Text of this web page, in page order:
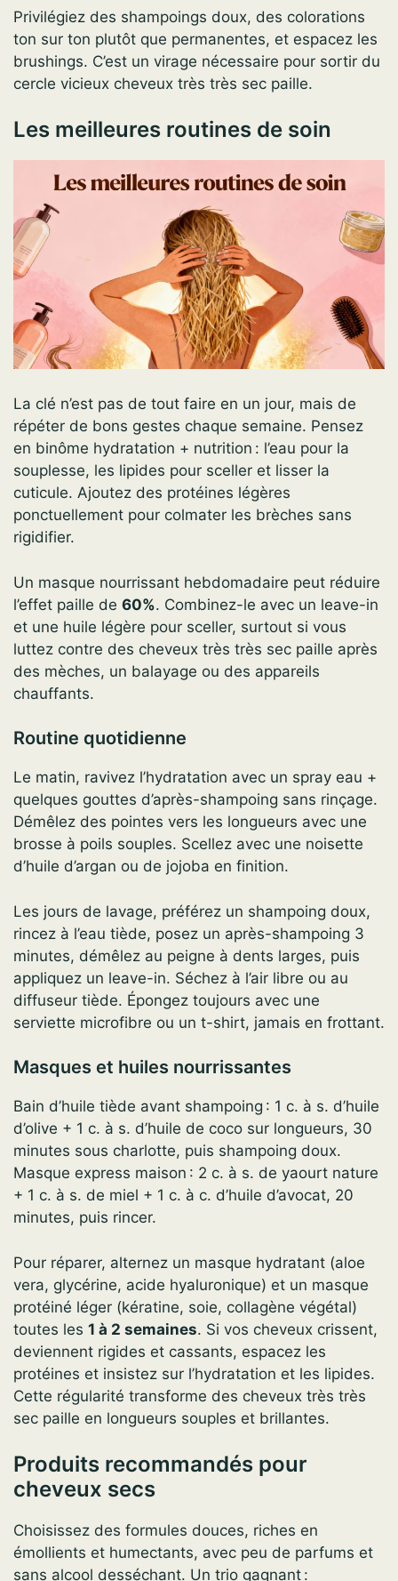
Privilégiez des shampoings doux, des colorations
ton sur ton plutôt que permanentes, et espacez les
brushings. C’est un virage nécessaire pour sortir du
cercle vicieux cheveux très très sec paille.
Les meilleures routines de soin
La clé n’est pas de tout faire en un jour, mais de
répéter de bons gestes chaque semaine. Pensez
en binôme hydratation + nutrition : l’eau pour la
souplesse, les lipides pour sceller et lisser la
cuticule. Ajoutez des protéines légères
ponctuellement pour colmater les brèches sans
rigidifier.
Un masque nourrissant hebdomadaire peut réduire
l’effet paille de 60%. Combinez-le avec un leave-in
et une huile légère pour sceller, surtout si vous
luttez contre des cheveux très très sec paille après
des mèches, un balayage ou des appareils
chauffants.
Routine quotidienne
Le matin, ravivez l’hydratation avec un spray eau +
quelques gouttes d’après-shampoing sans rinçage.
Démêlez des pointes vers les longueurs avec une
brosse à poils souples. Scellez avec une noisette
d’huile d’argan ou de jojoba en finition.
Les jours de lavage, préférez un shampoing doux,
rincez à l’eau tiède, posez un après-shampoing 3
minutes, démêlez au peigne à dents larges, puis
appliquez un leave-in. Séchez à l’air libre ou au
diffuseur tiède. Épongez toujours avec une
serviette microfibre ou un t-shirt, jamais en frottant.
Masques et huiles nourrissantes
Bain d’huile tiède avant shampoing : 1 c. à s. d’huile
d’olive + 1 c. à s. d’huile de coco sur longueurs, 30
minutes sous charlotte, puis shampoing doux.
Masque express maison : 2 c. à s. de yaourt nature
+ 1 c. à s. de miel + 1 c. à c. d’huile d’avocat, 20
minutes, puis rincer.
Pour réparer, alternez un masque hydratant (aloe
vera, glycérine, acide hyaluronique) et un masque
protéiné léger (kératine, soie, collagène végétal)
toutes les 1 à 2 semaines. Si vos cheveux crissent,
deviennent rigides et cassants, espacez les
protéines et insistez sur l’hydratation et les lipides.
Cette régularité transforme des cheveux très très
sec paille en longueurs souples et brillantes.
Produits recommandés pour
cheveux secs
Choisissez des formules douces, riches en
émollients et humectants, avec peu de parfums et
sans alcool desséchant. Un trio gagnant :